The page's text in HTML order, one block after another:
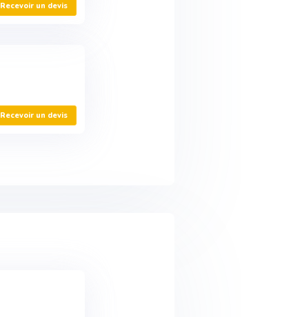
Recevoir un devis
Recevoir un devis